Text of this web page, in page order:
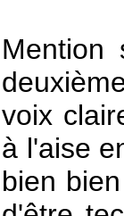
Mention
voix
à l'aise
bien